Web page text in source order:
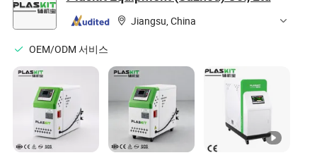
Jiangsu, China
OEM/ODM 서비스